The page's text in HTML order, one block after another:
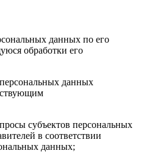
данных по его
обработки его
данных
субъектов персональных
в соответствии
данных;